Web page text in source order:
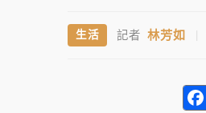
生活 記者 林芳如